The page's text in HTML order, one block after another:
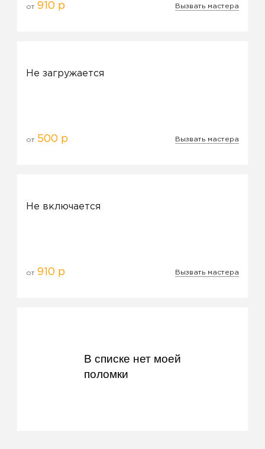
от910 р Вызвать мастера
Не загружается
от 500 р Вызвать мастера
Не включается
от910 р Вызвать мастера
В списке нет моей
поломки